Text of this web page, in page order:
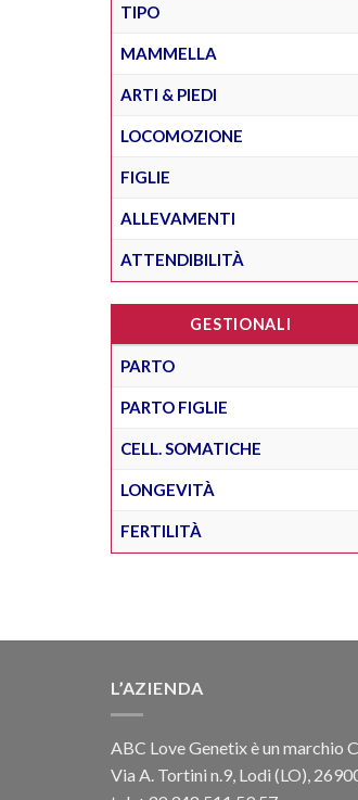
TIPO
MAMMELLA
ARTI & PIEDI
LOCOMOZIONE
FIGLIE
ALLEVAMENTI
ATTENDIBILITÀ
GESTIONALI
PARTO
PARTO FIGLIE
CELL. SOMATICHE
LONGEVITÀ
FERTILITÀ
L’AZIENDA
ABC Love Genetix è un marchio
Via A. Tortini n.9, Lodi (LO),